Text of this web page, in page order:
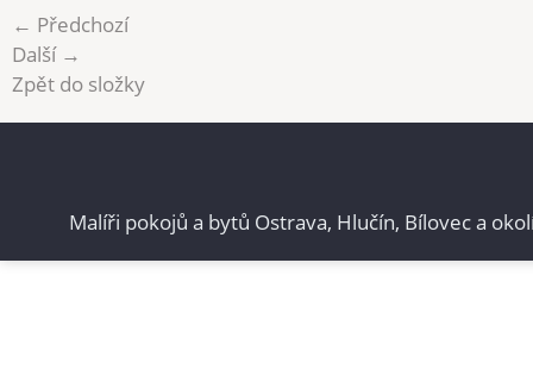
← Předchozí
Další →
Zpět do složky
Malíři pokojů a bytů Ostrava, Hlučín, Bílovec a